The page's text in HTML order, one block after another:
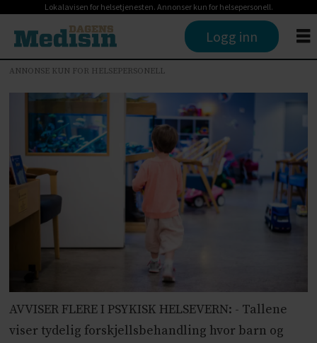
Lokalavisen for helsetjenesten. Annonser kun for helsepersonell.
Logg inn
ANNONSE KUN FOR HELSEPERSONELL
AVVISER FLERE I PSYKISK HELSEVERN: - Tallene
viser tydelig forskjellsbehandling hvor barn og